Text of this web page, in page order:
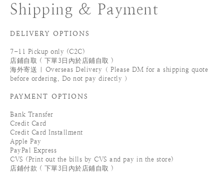
Shipping & Payment
DELIVERY OPTIONS
7-11 Pickup only (C2C)
店鋪自取 ( 下單3日內於店鋪自取 )
海外寄送 | Overseas Delivery（ Please DM for a shipping quote
before ordering. Do not pay directly ）
PAYMENT OPTIONS
Bank Transfer
Credit Card
Credit Card Installment
Apple Pay
PayPal Express
CVS (Print out the bills by CVS and pay in the store)
店鋪付款 ( 下單3日內於店鋪自取 )